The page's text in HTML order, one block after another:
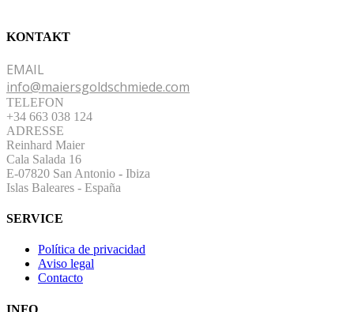
KONTAKT
EMAIL
info@maiersgoldschmiede.com
TELEFON
+34 663 038 124
ADRESSE
Reinhard Maier
Cala Salada 16
E-07820 San Antonio - Ibiza
Islas Baleares - España
SERVICE
Política de privacidad
Aviso legal
Contacto
INFO